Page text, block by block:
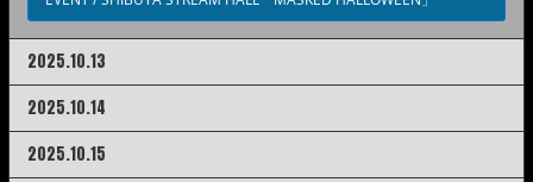
2025.10.13
2025.10.14
2025.10.15